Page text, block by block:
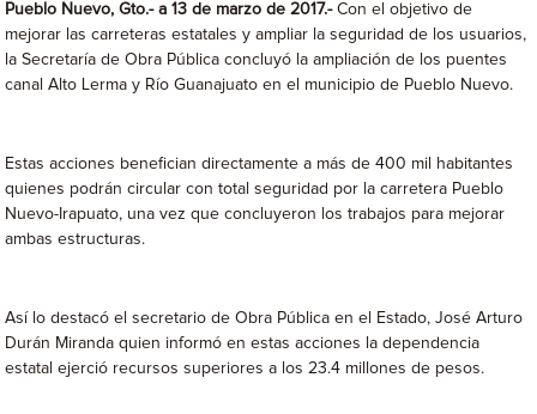
Pueblo Nuevo, Gto.- a 13 de marzo de 2017.-Con el objetivo de
mejorar las carreteras estatales y ampliar la seguridad de los usuarios,
la Secretaría de Obra Pública concluyó la ampliación de los puentes
canal Alto Lerma y Río Guanajuato en el municipio de Pueblo Nuevo.
Estas acciones benefician directamente a más de 400 mil habitantes
quienes podrán circular con total seguridad por la carretera Pueblo
Nuevo-Irapuato, una vez que concluyeron los trabajos para mejorar
ambas estructuras.
Así lo destacó el secretario de Obra Pública en el Estado, José Arturo
Durán Miranda quien informó en estas acciones la dependencia
estatal ejerció recursos superiores a los 23.4 millones de pesos.